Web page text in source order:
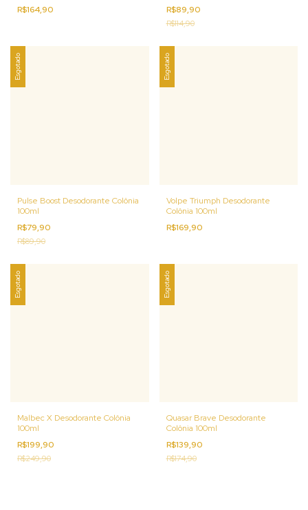
R$164,90
R$89,90
R$114,90
Esgotado
Pulse Boost Desodorante Colônia
100ml
R$79,90
R$89,90
Esgotado
Volpe Triumph Desodorante
Colônia 100ml
R$169,90
Esgotado
Malbec X Desodorante Colônia
100ml
R$199,90
R$249,90
Esgotado
Quasar Brave Desodorante
Colônia 100ml
R$139,90
R$174,90